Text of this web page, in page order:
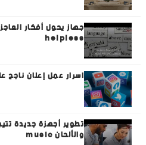
جهاز يحول أفكار
helpless
اسرار عمل إعلان ناجح
تطوير أجهزة جديدة
والألحان music